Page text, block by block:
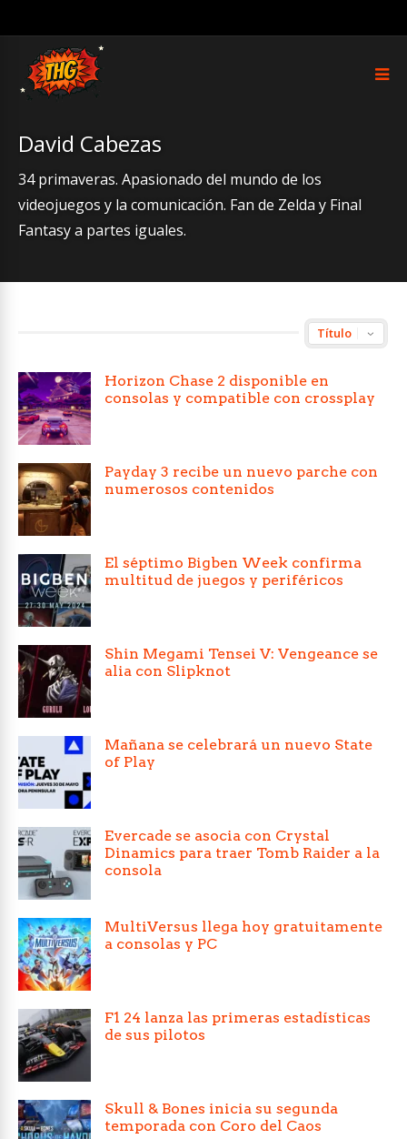
David Cabezas
34 primaveras. Apasionado del mundo de los
videojuegos y la comunicación. Fan de Zelda y Final
Fantasy a partes iguales.
Horizon Chase 2 disponible en
consolas y compatible con crossplay
Payday 3 recibe un nuevo parche con
numerosos contenidos
El séptimo Bigben Week confirma
multitud de juegos y periféricos
Shin Megami Tensei V: Vengeance se
alia con Slipknot
Mañana se celebrará un nuevo State
of Play
Evercade se asocia con Crystal
Dinamics para traer Tomb Raider a la
consola
MultiVersus llega hoy gratuitamente
a consolas y PC
F1 24 lanza las primeras estadísticas
de sus pilotos
Skull & Bones inicia su segunda
temporada con Coro del Caos